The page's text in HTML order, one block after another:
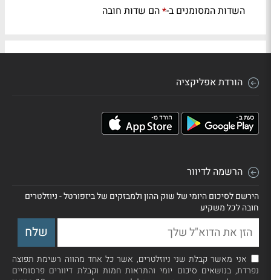
השדות המסומנים ב-*הם שדות חובה
הורדת אפליקציה
הרשמה לדיוור
הירשם לסיכום היומי של שוק ההון ולמבזקים של ביזפורטל - ניוזלטרים
חובה לכל משקיע
אני מאשר קבלת שני ניוזלטרים, אשר כל אחד מהווה רשימת תפוצה
נפרדת, בנושאים סיכום יומי והתראות חמות וקבלת דיוורים פרסומיים